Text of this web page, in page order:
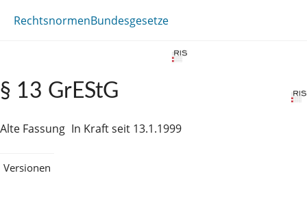
RechtsnormenBundesgesetze
§ 13 GrEStG
Alte Fassung In Kraft seit 13.1.1999
Versionen